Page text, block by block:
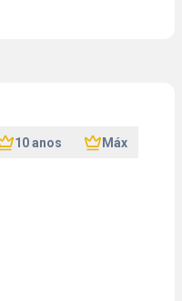
10 anos Máx